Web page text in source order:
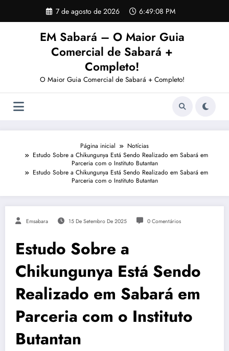
o
7 de agosto de 2026 6:49:08 PM
EM Sabará – O Maior Guia
Comercial de Sabará +
Completo!
O Maior Guia Comercial de Sabará + Completo!
Página inicial
Notícias
Estudo Sobre a Chikungunya Está Sendo Realizado em Sabará em
Parceria com o Instituto Butantan
Estudo Sobre a Chikungunya Está Sendo Realizado em Sabará em
Parceria com o Instituto Butantan
Emsabara 15 De Setembro De 2025 0 Comentários
Estudo Sobre a
Chikungunya Está Sendo
Realizado em Sabará em
Parceria com o Instituto
Butantan